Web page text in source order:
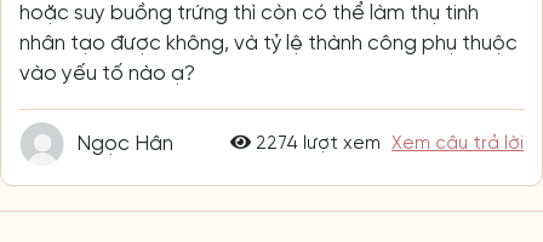
hoặc suy buồng trứng thì còn có thể làm thụ tinh
nhân tạo được không, và tỷ lệ thành công phụ thuộc
vào yếu tố nào ạ?
Ngọc Hân 2274 lượt xem Xem câu trả lời